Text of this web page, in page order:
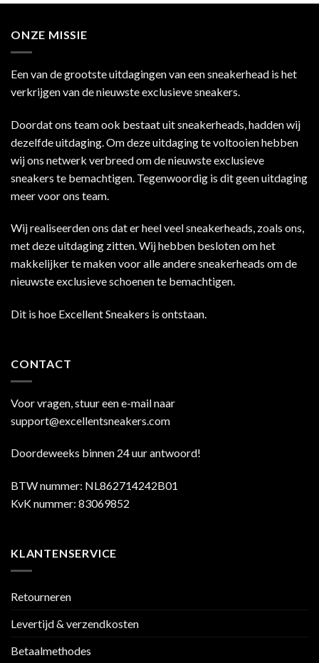
ONZE MISSIE
Een van de grootste uitdagingen van een sneakerhead is het
verkrijgen van de nieuwste exclusieve sneakers.
Doordat ons team ook bestaat uit sneakerheads, hadden wij
dezelfde uitdaging. Om deze uitdaging te voltooien hebben
wij ons netwerk verbreed om de nieuwste exclusieve
sneakers te bemachtigen. Tegenwoordig is dit geen uitdaging
meer voor ons team.
Wij realiseerden ons dat er heel veel sneakerheads, zoals ons,
met deze uitdaging zitten. Wij hebben besloten om het
makkelijker te maken voor alle andere sneakerheads om de
nieuwste exclusieve schoenen te bemachtigen.
Dit is hoe Excellent Sneakers is ontstaan.
CONTACT
Voor vragen, stuur een e-mail naar
support@excellentsneakers.com
Doordeweeks binnen 24 uur antwoord!
BTW nummer: NL862714242B01
KvK nummer: 83069852
KLANTENSERVICE
Retourneren
Levertijd & verzendkosten
Betaalmethodes